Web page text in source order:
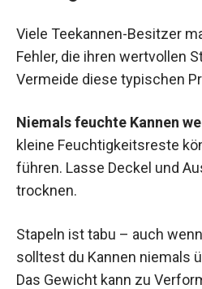
Viele Teekannen-Besitzer
Fehler, die ihren wertvollen
Vermeide diese typischen
Niemals feuchte Kannen
kleine Feuchtigkeitsreste
führen. Lasse Deckel und
trocknen.
Stapeln ist tabu – auch
solltest du Kannen niemals
Das Gewicht kann zu